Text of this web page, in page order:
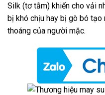
Silk (tơ tằm) khiến cho vải
bị khó chịu hay bị gò bó
thoáng của người mặc.